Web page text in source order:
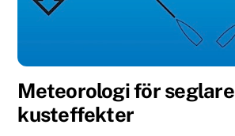
Meteorologi för seglare |
kusteffekter